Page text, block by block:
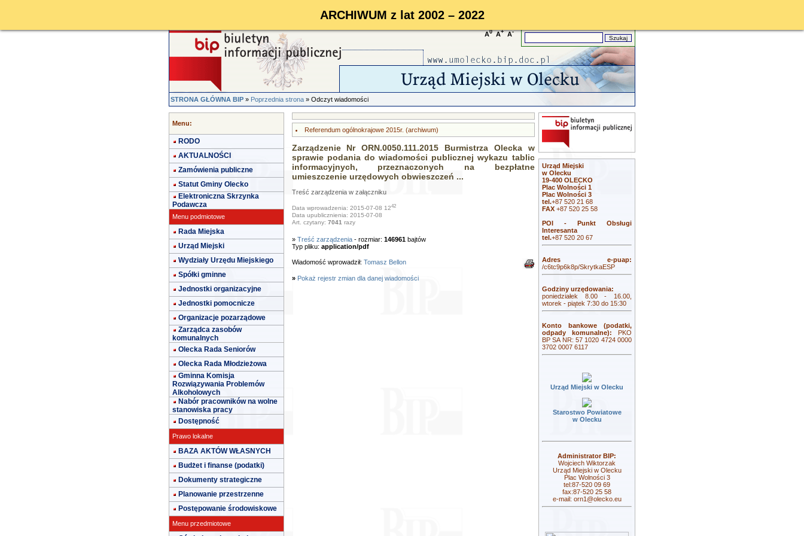
ARCHIWUM z lat 2002 – 2022
A0 A+ A-
STRONA GŁÓWNA BIP»Poprzednia strona» Odczyt wiadomości
Menu:
RODO
AKTUALNOŚCI
Zamówienia publiczne
Statut Gminy Olecko
Elektroniczna Skrzynka
Podawcza
Menu podmiotowe
Rada Miejska
Urząd Miejski
Wydziały Urzędu Miejskiego
Spółki gminne
Jednostki organizacyjne
Jednostki pomocnicze
Organizacje pozarządowe
Zarządca zasobów
komunalnych
Olecka Rada Seniorów
Olecka Rada Młodzieżowa
Gminna Komisja
Rozwiązywania Problemów
Alkoholowych
Nabór pracowników na wolne
stanowiska pracy
Dostępność
Prawo lokalne
BAZA AKTÓW WŁASNYCH
Budżet i finanse (podatki)
Dokumenty strategiczne
Planowanie przestrzenne
Postępowanie środowiskowe
Menu przedmiotowe
Referendum ogólnokrajowe 2015r. (archiwum)
Zarządzenie Nr ORN.0050.111.2015 Burmistrza Olecka w
sprawie podania do wiadomości publicznej wykazu tablic
informacyjnych, przeznaczonych na bezpłatne
umieszczenie urzędowych obwieszczeń ...
Treść zarządzenia w załączniku
Data wprowadzenia: 2015-07-08 1242
Data upublicznienia: 2015-07-08
Art. czytany: 7041razy
» Treść zarządzenia- rozmiar: 146961bajtów
Typ pliku: application/pdf
Wiadomość wprowadził: Tomasz Bellon
» Pokaż rejestr zmian dla danej wiadomości
Urząd Miejski
w Olecku
19-400 OLECKO
Plac Wolności 1
Plac Wolności 3
tel.+87 520 21 68
FAX +87 520 25 58
POI - Punkt Obsługi
Interesanta
tel.+87 520 20 67
Adres e-puap:
/c6tc9p6k8p/SkrytkaESP
Godziny urzędowania:
poniedziałek 8.00 - 16.00,
wtorek - piątek 7:30 do 15:30
Konto bankowe (podatki,
odpady komunalne): PKO
BP SA NR: 57 1020 4724 0000
3702 0007 6117
Urząd Miejski w Olecku
Starostwo Powiatowe
w Olecku
Administrator BIP:
Wojciech Wiktorzak
Urząd Miejski w Olecku
Plac Wolności 3
tel:87-520 09 69
fax:87-520 25 58
e-mail: orn1@olecko.eu